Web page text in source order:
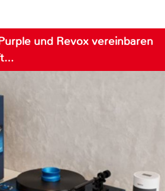
und Revox vereinbaren